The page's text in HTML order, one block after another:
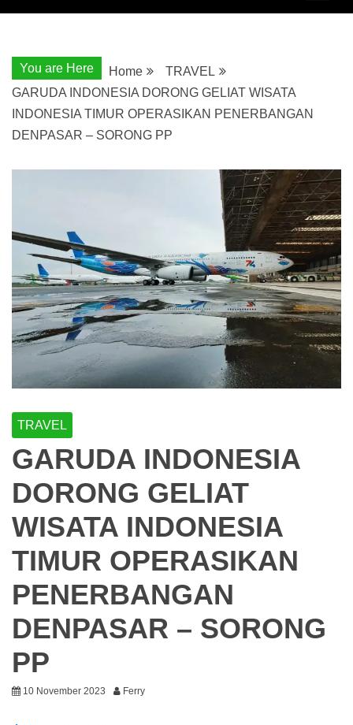
You are Here Home
TRAVEL
GARUDA INDONESIA DORONG GELIAT WISATA
INDONESIA TIMUR OPERASIKAN PENERBANGAN
DENPASAR – SORONG PP
TRAVEL
GARUDA INDONESIA
DORONG GELIAT
WISATA INDONESIA
TIMUR OPERASIKAN
PENERBANGAN
DENPASAR – SORONG
PP
10 November 2023 Ferry